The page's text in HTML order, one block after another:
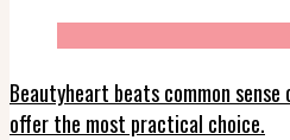
Beautyheart beats common sense
offer the most practical choice.